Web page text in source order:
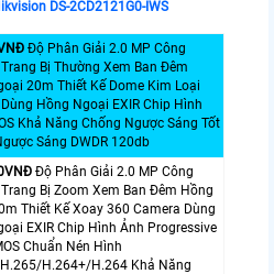
DS-2CD2121G0-IWS
Độ Phân Giải 2.0 MP Công
Bị Thường Xem Ban Đêm
20m Thiết Kế Dome Kim Loại
Hồng Ngoại EXIR Chip Hình
Khả Năng Chống Ngược Sáng Tốt
Sáng DWDR 120db
Độ Phân Giải 2.0 MP Công
Bị Zoom Xem Ban Đêm Hồng
Thiết Kế Xoay 360 Camera Dùng
EXIR Chip Hình Ảnh Progressive
Chuẩn Nén Hình
H.264+/H.264 Khả Năng